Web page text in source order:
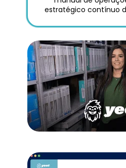
estratégico contínuo